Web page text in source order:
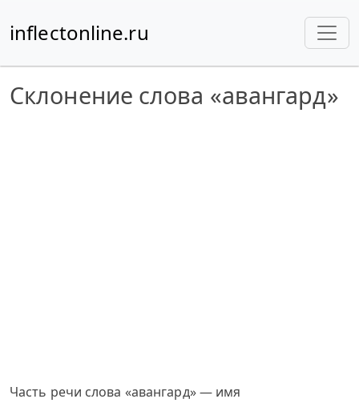
inflectonline.ru
Склонение слова «авангард»
Часть речи слова «авангард» — имя